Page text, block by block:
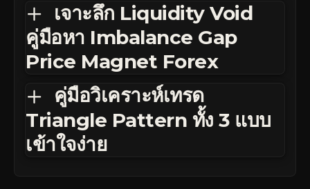
เจาะลึก Liquidity Void
คู่มือหา Imbalance Gap
Price Magnet Forex
คู่มือวิเคราะห์เทรด
Triangle Pattern ทั้ง 3 แบบ
เข้าใจง่าย